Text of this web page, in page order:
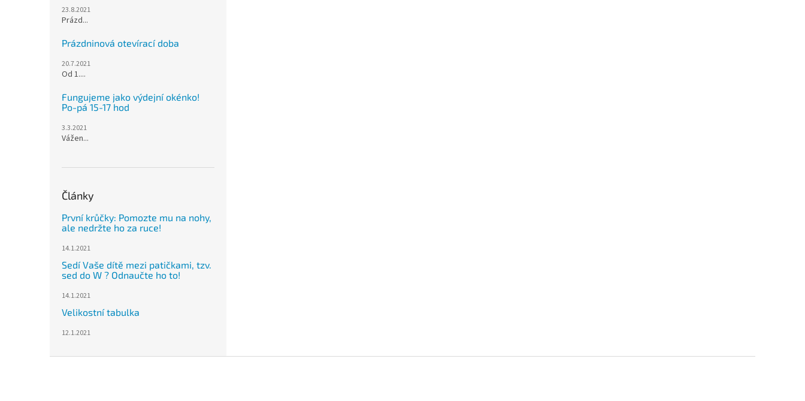
23.8.2021
Prázd...
Prázdninová otevírací doba
20.7.2021
Od 1....
Fungujeme jako výdejní okénko!
Po-pá 15-17 hod
3.3.2021
Vážen...
Články
První krůčky: Pomozte mu na nohy,
ale nedržte ho za ruce!
14.1.2021
Sedí Vaše dítě mezi patičkami, tzv.
sed do W ? Odnaučte ho to!
14.1.2021
Velikostní tabulka
12.1.2021